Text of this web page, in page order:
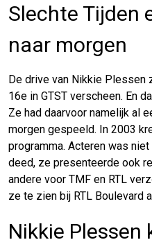
Slechte Tijden
naar morgen
De drive van Nikkie Plessen
16e in GTST verscheen. En
Ze had daarvoor namelijk al
morgen gespeeld. In 2003
programma. Acteren was
deed, ze presenteerde ook
andere voor TMF en RTL
ze te zien bij RTL Boulevard
Nikkie Plessen